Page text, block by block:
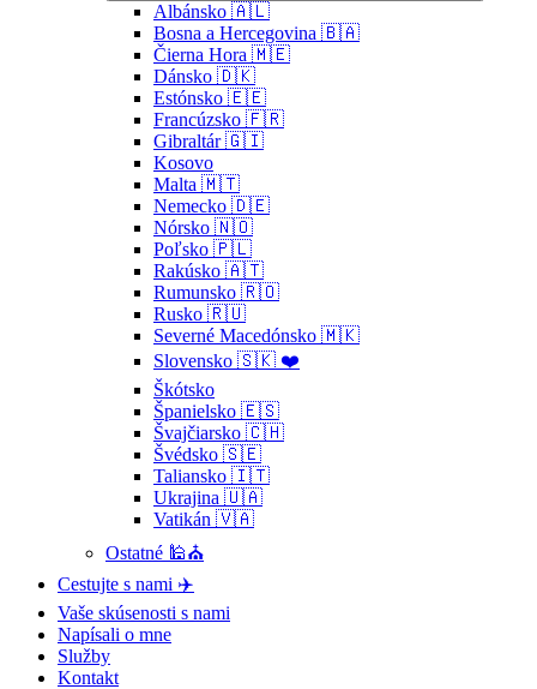
Albánsko 🇦🇱
Bosna a Hercegovina 🇧🇦
Čierna Hora 🇲🇪
Dánsko 🇩🇰
Estónsko 🇪🇪
Francúzsko 🇫🇷
Gibraltár 🇬🇮
Kosovo
Malta 🇲🇹
Nemecko 🇩🇪
Nórsko 🇳🇴
Poľsko 🇵🇱
Rakúsko 🇦🇹
Rumunsko 🇷🇴
Rusko 🇷🇺
Severné Macedónsko 🇲🇰
Slovensko 🇸🇰 ❤️
Škótsko
Španielsko 🇪🇸
Švajčiarsko 🇨🇭
Švédsko 🇸🇪
Taliansko 🇮🇹
Ukrajina 🇺🇦
Vatikán 🇻🇦
Ostatné 🕌⛪
Cestujte s nami ✈️
Vaše skúsenosti s nami
Napísali o mne
Služby
Kontakt